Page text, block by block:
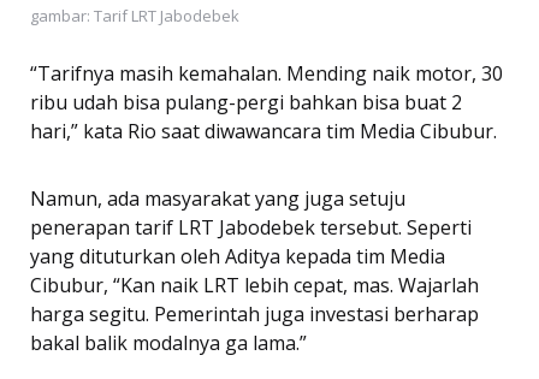
gambar: Tarif LRT Jabodebek
“Tarifnya masih kemahalan. Mending naik motor, 30
ribu udah bisa pulang-pergi bahkan bisa buat 2
hari,” kata Rio saat diwawancara tim Media Cibubur.
Namun, ada masyarakat yang juga setuju
penerapan tarif LRT Jabodebek tersebut. Seperti
yang dituturkan oleh Aditya kepada tim Media
Cibubur, “Kan naik LRT lebih cepat, mas. Wajarlah
harga segitu. Pemerintah juga investasi berharap
bakal balik modalnya ga lama.”